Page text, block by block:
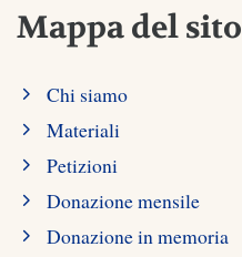
Mappa del sito
Chi siamo
Materiali
Petizioni
Donazione mensile
Donazione in memoria